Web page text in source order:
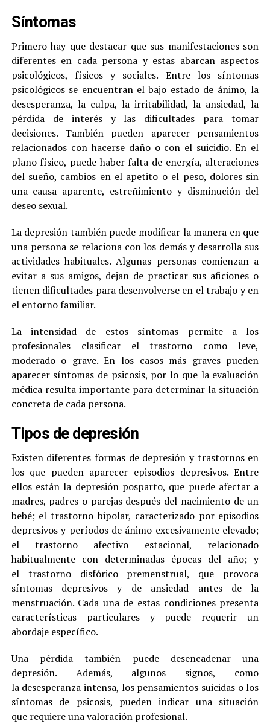
Síntomas
Primero hay que destacar que sus manifestaciones son
diferentes en cada persona y estas abarcan aspectos
psicológicos, físicos y sociales. Entre los síntomas
psicológicos se encuentran el bajo estado de ánimo, la
desesperanza, la culpa, la irritabilidad, la ansiedad, la
pérdida de interés y las dificultades para tomar
decisiones. También pueden aparecer pensamientos
relacionados con hacerse daño o con el suicidio. En el
plano físico, puede haber falta de energía, alteraciones
del sueño, cambios en el apetito o el peso, dolores sin
una causa aparente, estreñimiento y disminución del
deseo sexual.
La depresión también puede modificar la manera en que
una persona se relaciona con los demás y desarrolla sus
actividades habituales. Algunas personas comienzan a
evitar a sus amigos, dejan de practicar sus aficiones o
tienen dificultades para desenvolverse en el trabajo y en
el entorno familiar.
La intensidad de estos síntomas permite a los
profesionales clasificar el trastorno como leve,
moderado o grave. En los casos más graves pueden
aparecer síntomas de psicosis, por lo que la evaluación
médica resulta importante para determinar la situación
concreta de cada persona.
Tipos de depresión
Existen diferentes formas de depresión y trastornos en
los que pueden aparecer episodios depresivos. Entre
ellos están la depresión posparto, que puede afectar a
madres, padres o parejas después del nacimiento de un
bebé; el trastorno bipolar, caracterizado por episodios
depresivos y períodos de ánimo excesivamente elevado;
el trastorno afectivo estacional, relacionado
habitualmente con determinadas épocas del año; y
el trastorno disfórico premenstrual, que provoca
síntomas depresivos y de ansiedad antes de la
menstruación. Cada una de estas condiciones presenta
características particulares y puede requerir un
abordaje específico.
Una pérdida también puede desencadenar una
depresión. Además, algunos signos, como
la desesperanza intensa, los pensamientos suicidas o los
síntomas de psicosis, pueden indicar una situación
que requiere una valoración profesional.